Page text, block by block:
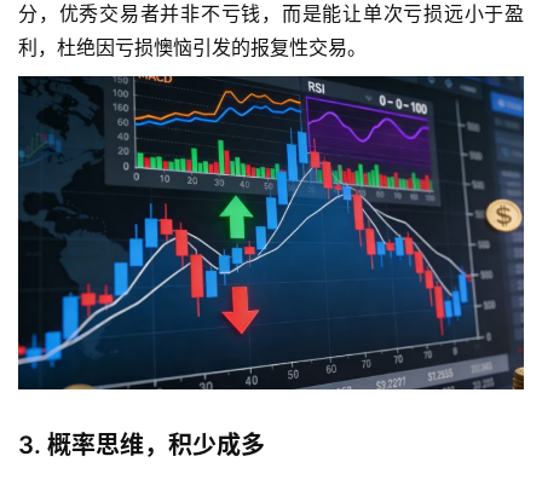
分，优秀交易者并非不亏钱，而是能让单次亏损远小于盈
利，杜绝因亏损懊恼引发的报复性交易。
3. 概率思维，积少成多